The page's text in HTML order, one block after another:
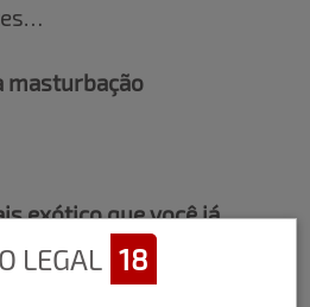
masturbação
exótico que você já
LEGAL 18